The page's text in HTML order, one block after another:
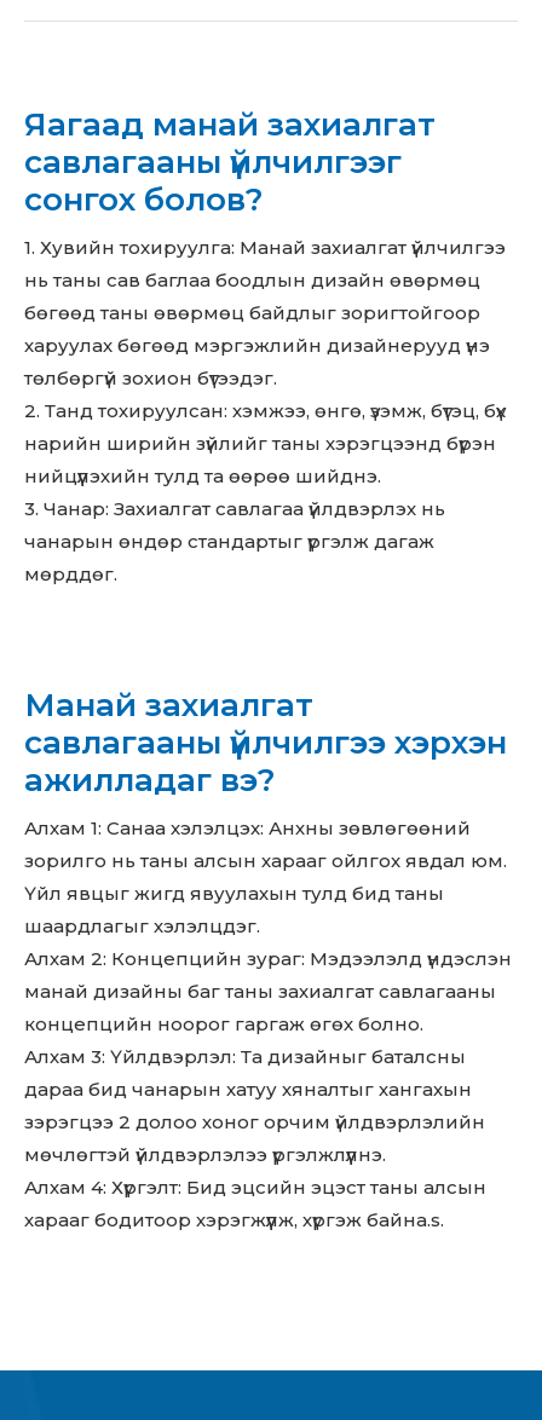
Яагаад манай захиалгат
савлагааны үйлчилгээг
сонгох болов?
1. Хувийн тохируулга: Манай захиалгат үйлчилгээ
нь таны сав баглаа боодлын дизайн өвөрмөц
бөгөөд таны өвөрмөц байдлыг зоригтойгоор
харуулах бөгөөд мэргэжлийн дизайнерууд үнэ
төлбөргүй зохион бүтээдэг.
2. Танд тохируулсан: хэмжээ, өнгө, үзэмж, бүтэц, бүх
нарийн ширийн зүйлийг таны хэрэгцээнд бүрэн
нийцүүлэхийн тулд та өөрөө шийднэ.
3. Чанар: Захиалгат савлагаа үйлдвэрлэх нь
чанарын өндөр стандартыг үргэлж дагаж
мөрддөг.
Манай захиалгат
савлагааны үйлчилгээ хэрхэн
ажилладаг вэ?
Алхам 1: Санаа хэлэлцэх: Анхны зөвлөгөөний
зорилго нь таны алсын харааг ойлгох явдал юм.
Үйл явцыг жигд явуулахын тулд бид таны
шаардлагыг хэлэлцдэг.
Алхам 2: Концепцийн зураг: Мэдээлэлд үндэслэн
манай дизайны баг таны захиалгат савлагааны
концепцийн ноорог гаргаж өгөх болно.
Алхам 3: Үйлдвэрлэл: Та дизайныг баталсны
дараа бид чанарын хатуу хяналтыг хангахын
зэрэгцээ 2 долоо хоног орчим үйлдвэрлэлийн
мөчлөгтэй үйлдвэрлэлээ үргэлжлүүлнэ.
Алхам 4: Хүргэлт: Бид эцсийн эцэст таны алсын
харааг бодитоор хэрэгжүүлж, хүргэж байна.s.